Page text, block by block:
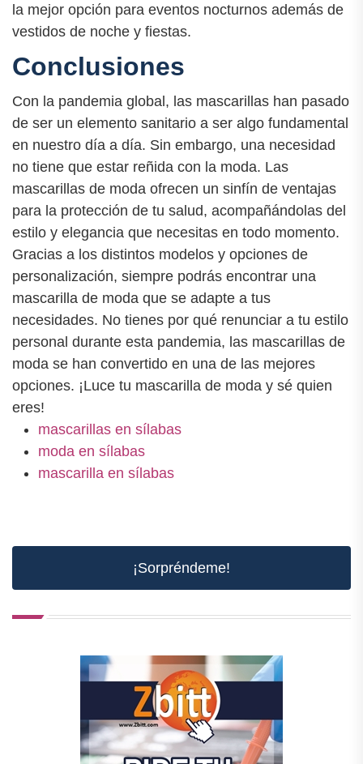
la mejor opción para eventos nocturnos además de
vestidos de noche y fiestas.
Conclusiones
Con la pandemia global, las mascarillas han pasado
de ser un elemento sanitario a ser algo fundamental
en nuestro día a día. Sin embargo, una necesidad
no tiene que estar reñida con la moda. Las
mascarillas de moda ofrecen un sinfín de ventajas
para la protección de tu salud, acompañándolas del
estilo y elegancia que necesitas en todo momento.
Gracias a los distintos modelos y opciones de
personalización, siempre podrás encontrar una
mascarilla de moda que se adapte a tus
necesidades. No tienes por qué renunciar a tu estilo
personal durante esta pandemia, las mascarillas de
moda se han convertido en una de las mejores
opciones. ¡Luce tu mascarilla de moda y sé quien
eres!
mascarillas en sílabas
moda en sílabas
mascarilla en sílabas
¡Sorpréndeme!